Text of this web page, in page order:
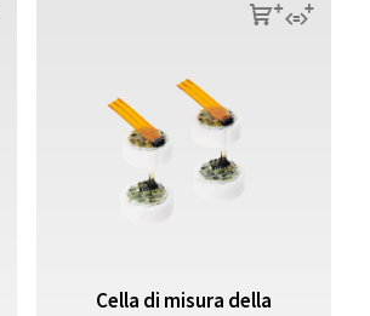
sq
Cella di misura della